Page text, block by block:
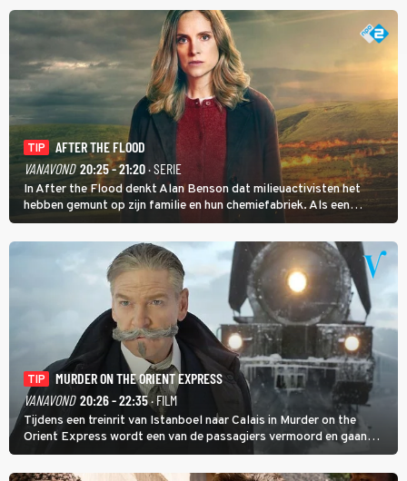
TIP
AFTER THE FLOOD
VANAVOND 20:25 - 21:20· SERIE
In After the Flood denkt Alan Benson dat milieuactivisten het
hebben gemunt op zijn familie en hun chemiefabriek. Als een
brandende boodschap in het veen de boel op scherp zet, besluit
Jo Marshall de jonge Finn Allen aan de tand te voelen.
TIP
MURDER ON THE ORIENT EXPRESS
VANAVOND 20:26 - 22:35· FILM
Tijdens een treinrit van Istanboel naar Calais in Murder on the
Orient Express wordt een van de passagiers vermoord en gaan
detective Hercule Poirot en zijn snor uitzoeken wie van de andere
treinreizigers de dader is.